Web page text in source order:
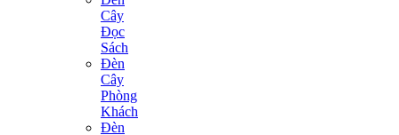
Cây
Đọc
Sách
Đèn
Cây
Phòng
Khách
Đèn